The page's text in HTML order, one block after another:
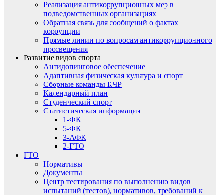
Реализация антикоррупционных мер в
подведомственных организациях
Обратная связь для сообщений о фактах
коррупции
Прямые линии по вопросам антикоррупционного
просвещения
Развитие видов спорта
Антидопинговое обеспечение
Адаптивная физическая культура и спорт
Сборные команды КЧР
Календарный план
Студенческий спорт
Статистическая информация
1-ФК
5-ФК
3-АФК
2-ГТО
ГТО
Нормативы
Документы
Центр тестирования по выполнению видов
испытаний (тестов), нормативов, требований к